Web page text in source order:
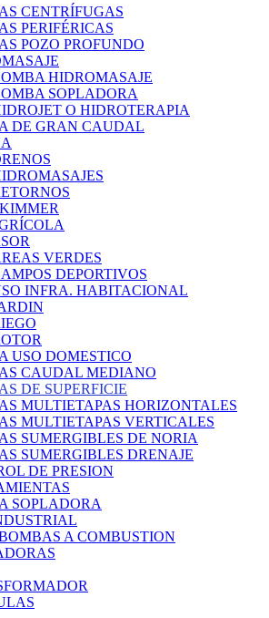
CENTRÍFUGAS
PERIFÉRICAS
POZO PROFUNDO
HIDROMASAJE
SOPLADORA
O HIDROTERAPIA
DE GRAN CAUDAL
VERDES
DEPORTIVOS
INFRA. HABITACIONAL
USO DOMESTICO
CAUDAL MEDIANO
DE SUPERFICIE
MULTIETAPAS HORIZONTALES
MULTIETAPAS VERTICALES
SUMERGIBLES DE NORIA
SUMERGIBLES DRENAJE
DE PRESION
SOPLADORA
A COMBUSTION